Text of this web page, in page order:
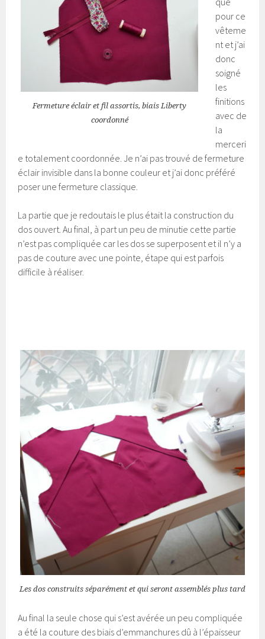
Fermeture éclair et fil assortis, biais Liberty
coordonné
pour ce
vêteme
nt et j’ai
donc
soigné
les
finitions
avec de
la
merceri
e totalement coordonnée. Je n’ai pas trouvé de fermeture
éclair invisible dans la bonne couleur et j’ai donc préféré
poser une fermeture classique.
La partie que je redoutais le plus était la construction du
dos ouvert. Au final, à part un peu de minutie cette partie
n’est pas compliquée car les dos se superposent et il n’y a
pas de couture avec une pointe, étape qui est parfois
difficile à réaliser.
Les dos construits séparément et qui seront assemblés plus tard
Au final la seule chose qui s’est avérée un peu compliquée
a été la couture des biais d’emmanchures dû à l’épaisseur